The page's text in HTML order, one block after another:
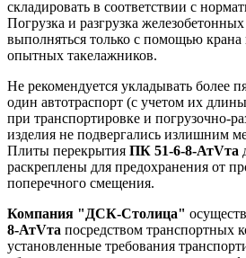
складировать в соответствии с
Погрузка и разгрузка
выполняться только с помощью крана
опытных такелажников.
Не рекомендуется укладывать более
один автотраспорт (с учетом их
при транспортировке и погрузочно-
изделия не подвергались излишним
Плиты перекрытия ПК 51-6-8-АтVта
раскреплены для предохранения от
поперечного смещения.
Компания "ДСК-Столица"
8-АтVта посредством транспортных
установленные требования